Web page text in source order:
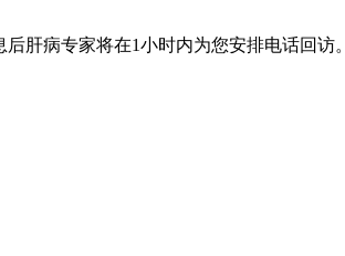
肝病专家将在1小时内为您安排电话回访。